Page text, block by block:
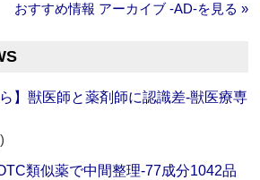
おすすめ情報 アーカイブ ‐AD‐を見る »
】獣医師と薬剤師に認識差‐獣医療専
類似薬で中間整理‐77成分1042品